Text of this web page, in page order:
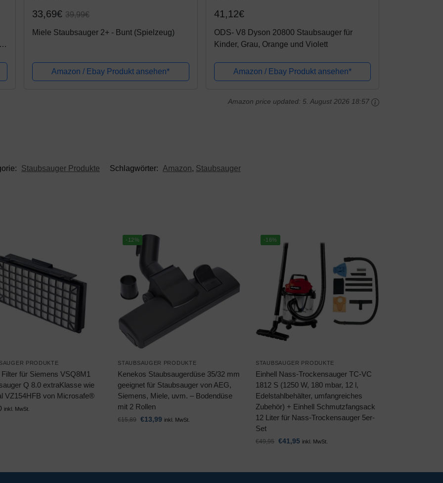
33,69€39,99€
Miele Staubsauger 2+ - Bunt (Spielzeug)
Amazon / Ebay Produkt ansehen*
41,12€
ODS- V8 Dyson 20800 Staubsauger für
Kinder, Grau, Orange und Violett
Amazon / Ebay Produkt ansehen*
Amazon price updated: 5. August 2026 18:57
Staubsauger Produkte Schlagwörter: Amazon, Staubsauger
PRODUKTE
für Siemens VSQ8M1
Q 8.0 extraKlasse wie
VZ154HFB von Microsafe®
inkl. MwSt.
-12%
STAUBSAUGER PRODUKTE
Kenekos Staubsaugerdüse 35/32 mm
geeignet für Staubsauger von AEG,
Siemens, Miele, uvm. – Bodendüse
mit 2 Rollen
€15,89 €13,99 inkl. MwSt.
-16%
STAUBSAUGER PRODUKTE
Einhell Nass-Trockensauger TC-VC
1812 S (1250 W, 180 mbar, 12 l,
Edelstahlbehälter, umfangreiches
Zubehör) + Einhell Schmutzfangsack
12 Liter für Nass-Trockensauger 5er-
Set
€49,95 €41,95 inkl. MwSt.